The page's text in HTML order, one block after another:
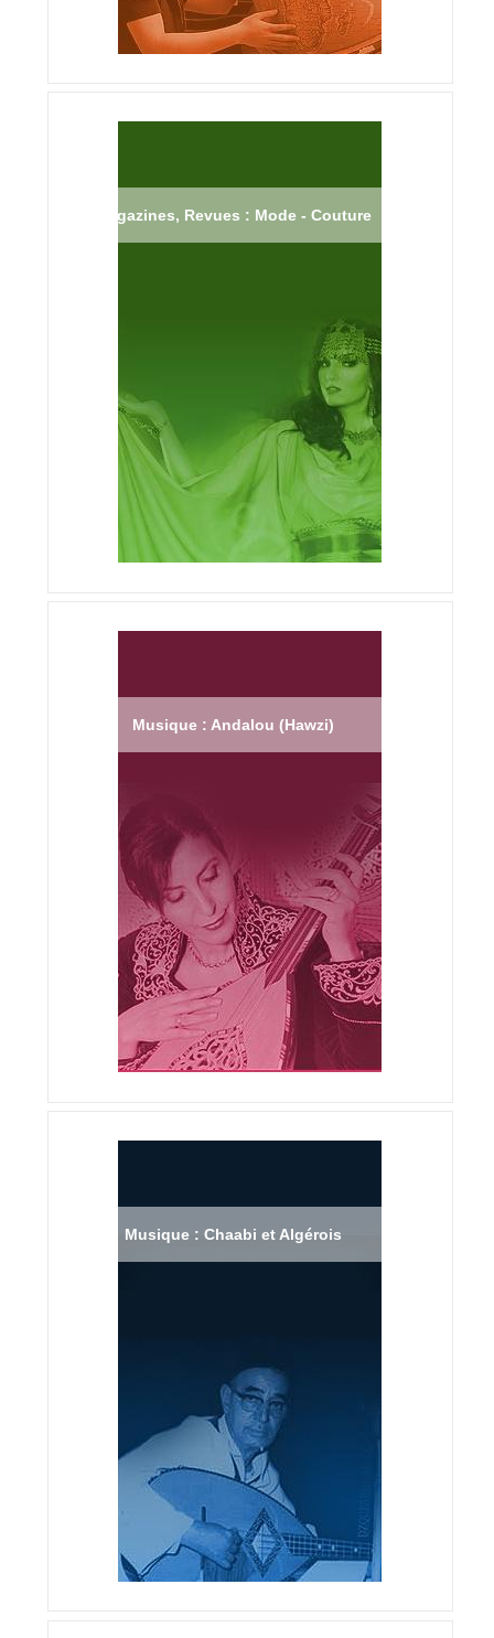
Magazines, Revues : Mode - Couture
Musique : Andalou (Hawzi)
Musique : Chaabi et Algérois